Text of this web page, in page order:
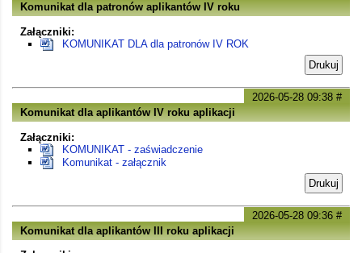
Komunikat dla patronów aplikantów IV roku
Załączniki:
KOMUNIKAT DLA dla patronów IV ROK
Drukuj
2026-05-28 09:38 #
Komunikat dla aplikantów IV roku aplikacji
Załączniki:
KOMUNIKAT - zaświadczenie
Komunikat - załącznik
Drukuj
2026-05-28 09:36 #
Komunikat dla aplikantów III roku aplikacji